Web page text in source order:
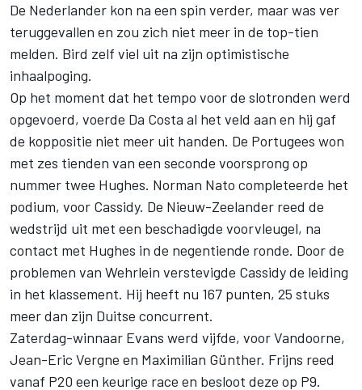
De Nederlander kon na een spin verder, maar was ver
teruggevallen en zou zich niet meer in de top-tien
melden. Bird zelf viel uit na zijn optimistische
inhaalpoging.
Op het moment dat het tempo voor de slotronden werd
opgevoerd, voerde Da Costa al het veld aan en hij gaf
de koppositie niet meer uit handen. De Portugees won
met zes tienden van een seconde voorsprong op
nummer twee Hughes. Norman Nato completeerde het
podium, voor Cassidy. De Nieuw-Zeelander reed de
wedstrijd uit met een beschadigde voorvleugel, na
contact met Hughes in de negentiende ronde. Door de
problemen van Wehrlein verstevigde Cassidy de leiding
in het klassement. Hij heeft nu 167 punten, 25 stuks
meer dan zijn Duitse concurrent.
Zaterdag-winnaar Evans werd vijfde, voor Vandoorne,
Jean-Eric Vergne en Maximilian Günther. Frijns reed
vanaf P20 een keurige race en besloot deze op P9.